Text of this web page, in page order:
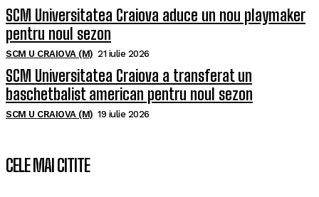
SCM Universitatea Craiova aduce un nou playmaker
pentru noul sezon
SCM U CRAIOVA (M) 21 iulie 2026
SCM Universitatea Craiova a transferat un
baschetbalist american pentru noul sezon
SCM U CRAIOVA (M) 19 iulie 2026
CELE MAI CITITE